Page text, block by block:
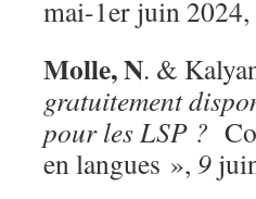
mai-1er juin 2024,
Molle, N. &
gratuitement
pour les LSP ?
en langues », 9